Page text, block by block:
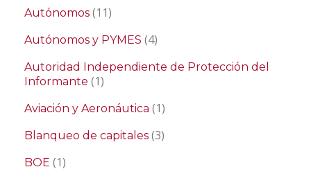
Autónomos (11)
Autónomos y PYMES (4)
Autoridad Independiente de Protección del
Informante (1)
Aviación y Aeronáutica (1)
Blanqueo de capitales (3)
BOE (1)